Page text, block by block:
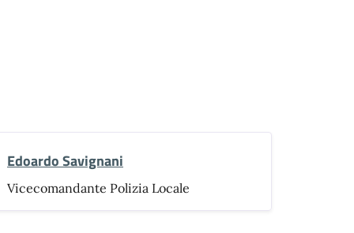
Edoardo Savignani
Vicecomandante Polizia Locale